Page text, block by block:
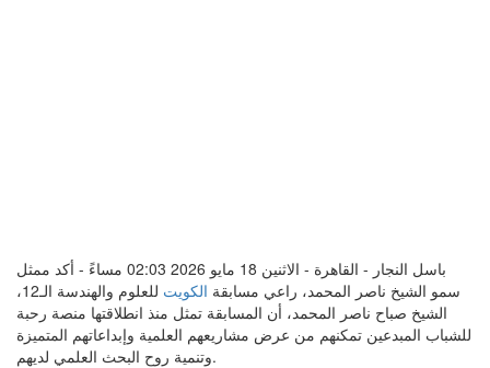
باسل النجار - القاهرة - الاثنين 18 مايو 2026 02:03 مساءً - أكد ممثل
سمو الشيخ ناصر المحمد، راعي مسابقة الكويت
للعلوم والهندسة الـ12،
الشيخ صباح ناصر المحمد، أن المسابقة تمثل منذ انطلاقتها منصة رحبة
للشباب المبدعين تمكنهم من عرض مشاريعهم العلمية وإبداعاتهم المتميزة
وتنمية روح البحث العلمي لديهم.